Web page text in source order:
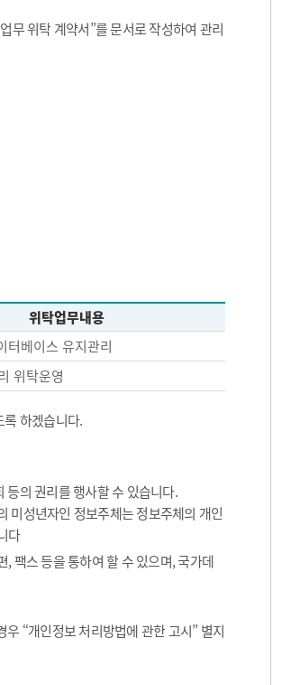
무 위탁 계약서”를 문서로 작성하여 관리
위탁업무내용
터베이스 유지관리
위탁운영
하겠습니다.
의 권리를 행사할 수 있습니다.
미성년자인 정보주체는 정보주체의 개인
다
팩스 등을 통하여 할 수 있으며, 국가데
“개인정보 처리방법에 관한 고시” 별지